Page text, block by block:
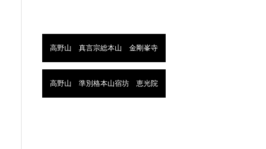
高野山 真言宗総本山 金剛峯寺
高野山 準別格本山宿坊 恵光院